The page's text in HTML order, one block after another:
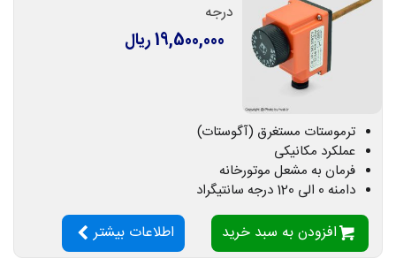
درجه
19,500,000 ریال
ترموستات مستغرق (آگوستات)
عملکرد مکانیکی
فرمان به مشعل موتورخانه
دامنه 0 الی 120 درجه سانتیگراد
افزودن به سبد خرید اطلاعات بیشتر